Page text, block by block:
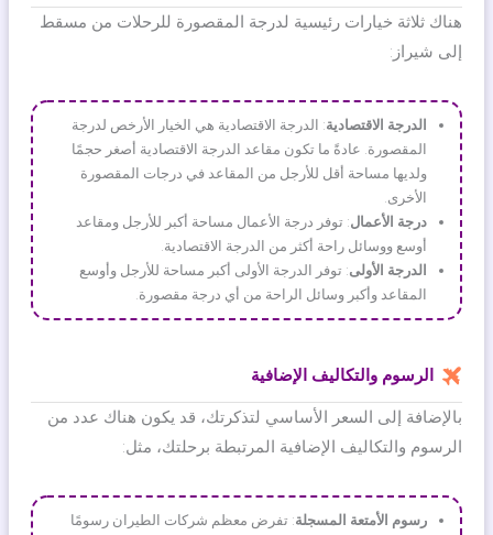
هناك ثلاثة خيارات رئيسية لدرجة المقصورة للرحلات من مسقط
إلى شيراز:
الدرجة الاقتصادية: الدرجة الاقتصادية هي الخيار الأرخص لدرجة
المقصورة. عادةً ما تكون مقاعد الدرجة الاقتصادية أصغر حجمًا
ولديها مساحة أقل للأرجل من المقاعد في درجات المقصورة
الأخرى.
درجة الأعمال: توفر درجة الأعمال مساحة أكبر للأرجل ومقاعد
أوسع ووسائل راحة أكثر من الدرجة الاقتصادية.
الدرجة الأولى: توفر الدرجة الأولى أكبر مساحة للأرجل وأوسع
المقاعد وأكبر وسائل الراحة من أي درجة مقصورة.
الرسوم والتكاليف الإضافية
بالإضافة إلى السعر الأساسي لتذكرتك، قد يكون هناك عدد من
الرسوم والتكاليف الإضافية المرتبطة برحلتك، مثل:
رسوم الأمتعة المسجلة: تفرض معظم شركات الطيران رسومًا